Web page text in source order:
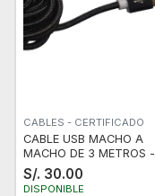
CABLES - CERTIFICADO
CABLE USB MACHO A
MACHO DE 3 METROS -
NYLON
S/. 30.00
DISPONIBLE